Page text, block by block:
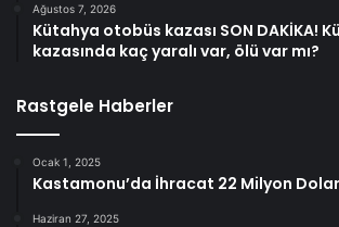
Ağustos 7, 2026
Kütahya otobüs kazası SON DAKİKA!
kazasında kaç yaralı var, ölü var mı?
Rastgele Haberler
Ocak 1, 2025
Kastamonu’da İhracat 22 Milyon Dolar
Haziran 27, 2025